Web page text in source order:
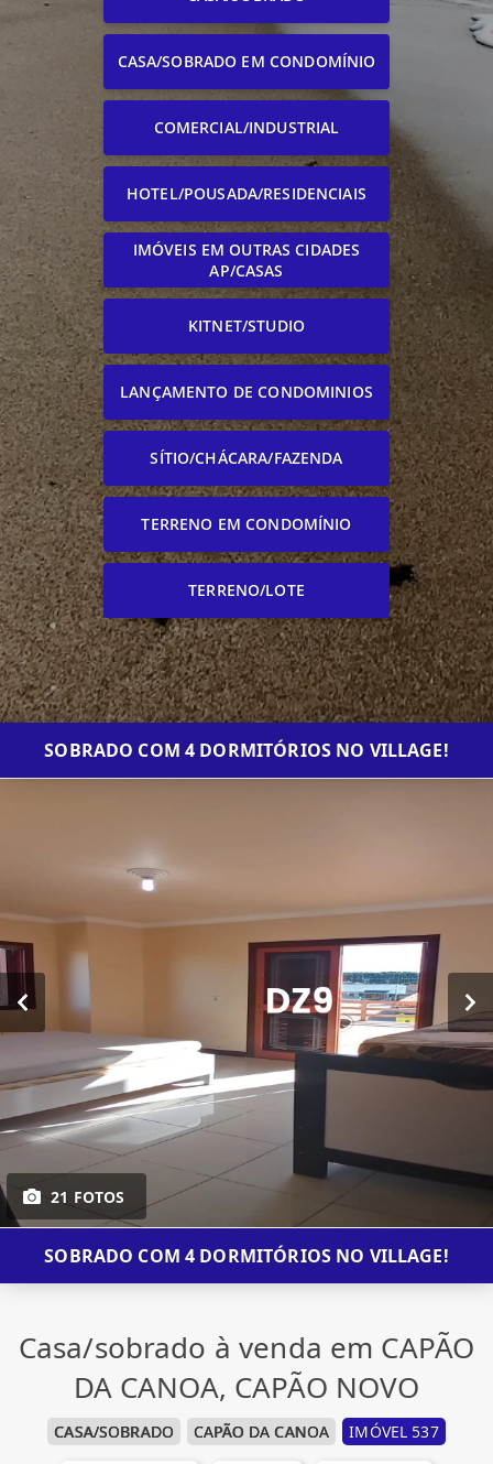
CASA/SOBRADO EM CONDOMÍNIO
COMERCIAL/INDUSTRIAL
HOTEL/POUSADA/RESIDENCIAIS
IMÓVEIS EM OUTRAS CIDADES
AP/CASAS
KITNET/STUDIO
LANÇAMENTO DE CONDOMINIOS
SÍTIO/CHÁCARA/FAZENDA
TERRENO EM CONDOMÍNIO
TERRENO/LOTE
SOBRADO COM 4 DORMITÓRIOS NO VILLAGE!
21 FOTOS
SOBRADO COM 4 DORMITÓRIOS NO VILLAGE!
Casa/sobrado à venda em CAPÃO
DA CANOA, CAPÃO NOVO
CASA/SOBRADO CAPÃO DA CANOA IMÓVEL 537